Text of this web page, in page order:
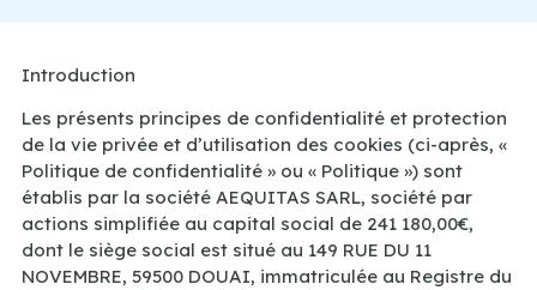
Introduction
Les présents principes de confidentialité et protection
de la vie privée et d’utilisation des cookies (ci-après, «
Politique de confidentialité » ou « Politique ») sont
établis par la société AEQUITAS SARL, société par
actions simplifiée au capital social de 241 180,00€,
dont le siège social est situé au 149 RUE DU 11
NOVEMBRE, 59500 DOUAI, immatriculée au Registre du